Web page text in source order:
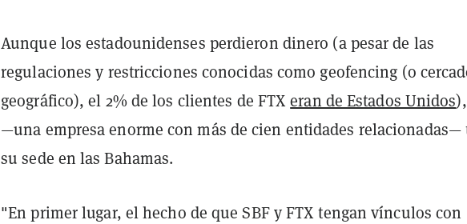
Aunque los estadounidenses perdieron dinero (a pesar de las
regulaciones y restricciones conocidas como geofencing (o
geográfico), el 2% de los clientes de FTXeran de Estados Unidos
—una empresa enorme con más de cien entidades relacionadas—
su sede en las Bahamas.
"En primer lugar, el hecho de que SBF y FTX tengan vínculos con